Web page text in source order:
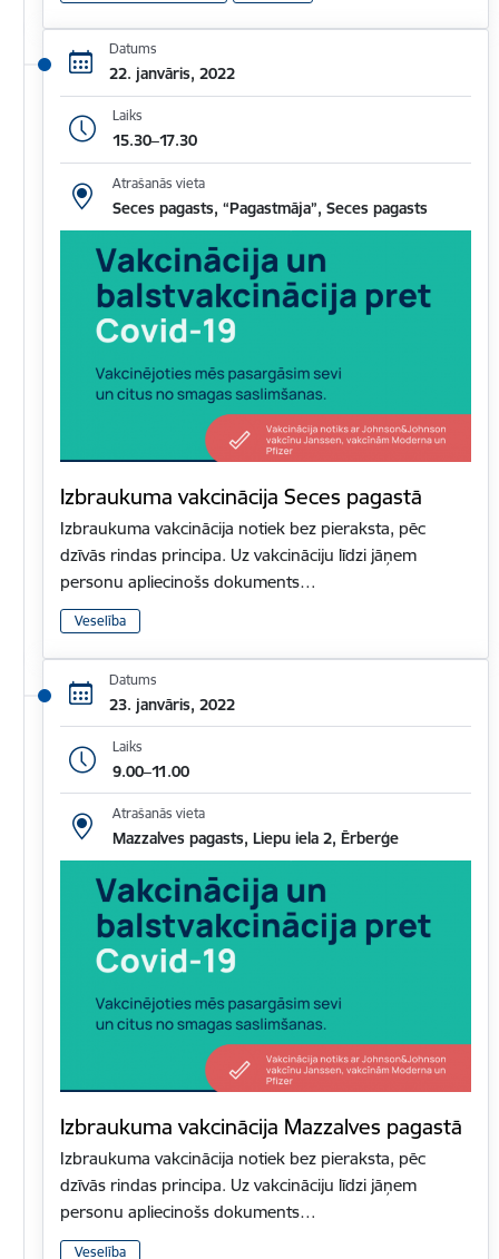
Datums
22. janvāris, 2022
Laiks
15.30–17.30
Atrašanās vieta
Seces pagasts, “Pagastmāja”, Seces pagasts
Izbraukuma vakcinācija Seces pagastā
Izbraukuma vakcinācija notiek bez pieraksta, pēc
dzīvās rindas principa. Uz vakcināciju līdzi jāņem
personu apliecinošs dokuments…
Veselība
Datums
23. janvāris, 2022
Laiks
9.00–11.00
Atrašanās vieta
Mazzalves pagasts, Liepu iela 2, Ērberģe
Izbraukuma vakcinācija Mazzalves pagastā
Izbraukuma vakcinācija notiek bez pieraksta, pēc
dzīvās rindas principa. Uz vakcināciju līdzi jāņem
personu apliecinošs dokuments…
Veselība